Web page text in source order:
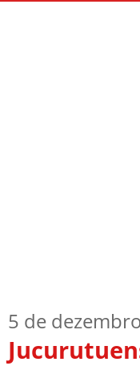
5 de